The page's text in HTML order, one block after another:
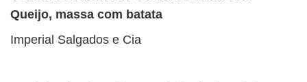
Queijo, massa com batata
Imperial Salgados e Cia